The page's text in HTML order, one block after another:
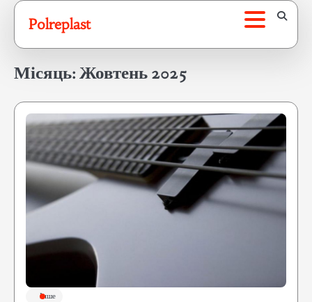
Перейти
вмісту
Polreplast
Місяць:Жовтень 2025
Інше